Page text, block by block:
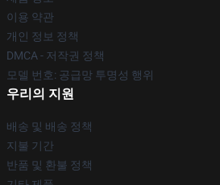
이용 약관
개인 정보 정책
DMCA - 저작권 정책
모델 번호: 공급망 투명성 행위
우리의 지원
배송 및 배송 정책
지불 기간
반품 및 환불 정책